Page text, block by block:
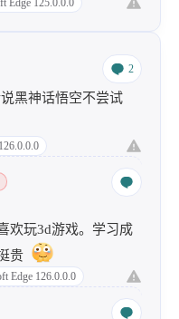
Edge 125.0.0.0
2
黑神话悟空不尝试
欢玩3d游戏。学习成
贵
Edge 126.0.0.0